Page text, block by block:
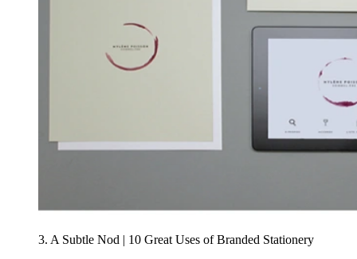
3. A Subtle Nod | 10 Great Uses of Branded Stationery